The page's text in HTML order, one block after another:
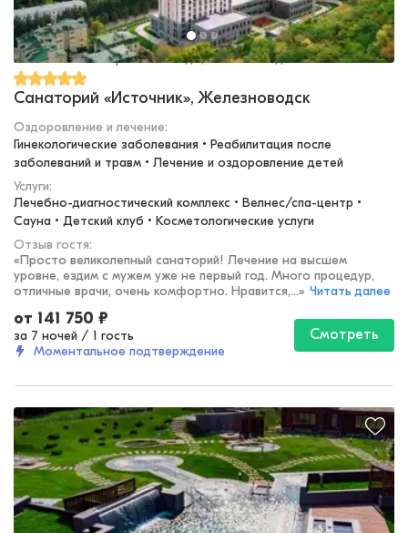
Кавказские Минеральные Воды, Железноводск
Санаторий «Источник», Железноводск
Оздоровление и лечение:
Гинекологические заболевания • Реабилитация после
заболеваний и травм • Лечение и оздоровление детей
Услуги:
Лечебно-диагностический комплекс • Велнес/спа-центр •
Сауна • Детский клуб • Косметологические услуги
Отзыв гостя:
«Просто великолепный санаторий! Лечение на высшем
уровне, ездим с мужем уже не первый год. Много процедур,
отличные врачи, очень комфортно. Нравится,...» Читать далее
от 141 750 ₽
за 7 ночей / 1 гость
Моментальное подтверждение
Смотреть